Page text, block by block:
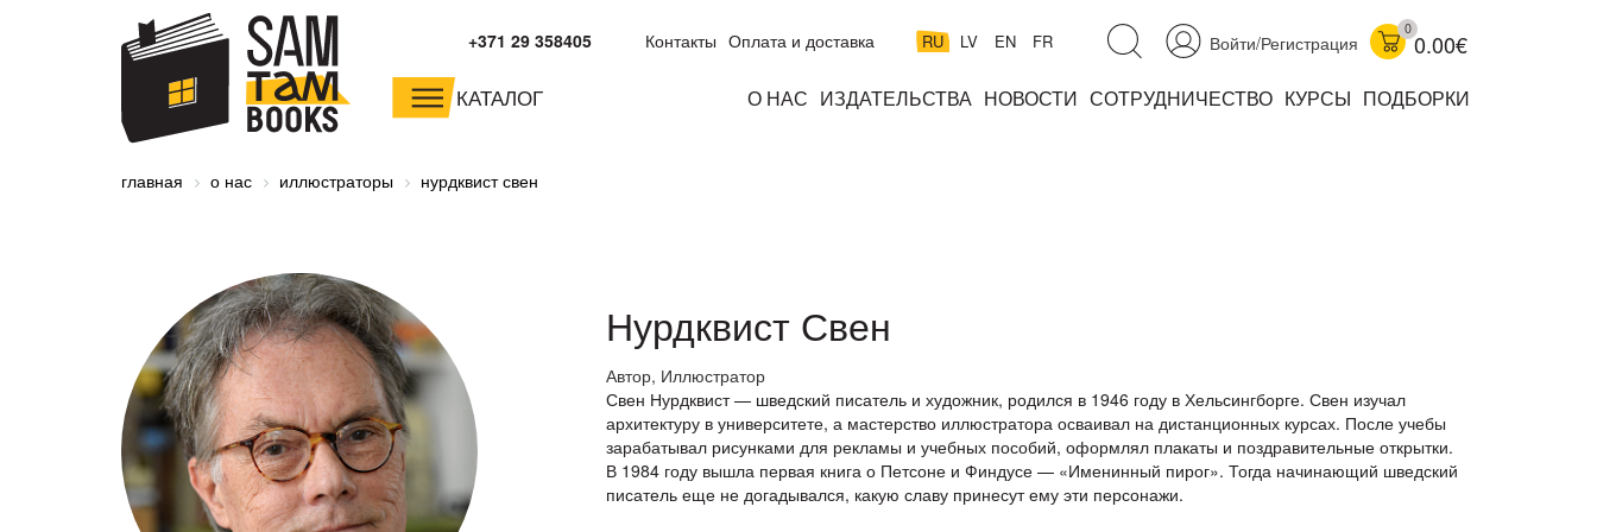
Войти/Регистрация
0
0.00€
RU LV EN FR
Контакты Оплата и доставка
+371 29 358405
КАТАЛОГ О НАС ИЗДАТЕЛЬСТВА НОВОСТИ СОТРУДНИЧЕСТВО КУРСЫ ПОДБОРКИ
малышам и
дошкольникам
младшим школьникам
комиксы
главная о нас иллюстраторы нурдквист свен
Нурдквист Свен
Автор, Иллюстратор
Свен Нурдквист — шведский писатель и художник, родился в 1946 году в Хельсингборге. Свен изучал
архитектуру в университете, а мастерство иллюстратора осваивал на дистанционных курсах. После учебы
зарабатывал рисунками для рекламы и учебных пособий, оформлял плакаты и поздравительные открытки.
В 1984 году вышла первая книга о Петсоне и Финдусе — «Именинный пирог». Тогда начинающий шведский
писатель еще не догадывался, какую славу принесут ему эти персонажи.